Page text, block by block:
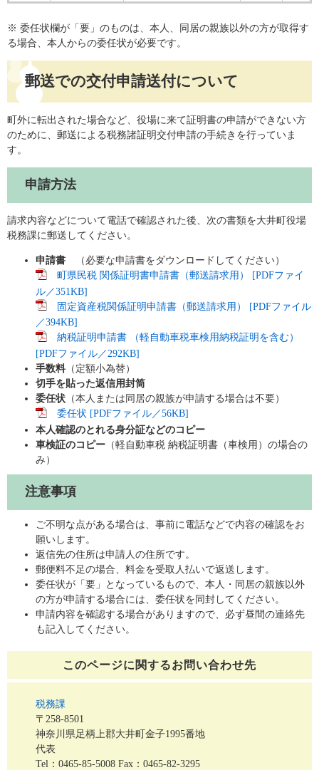
※ 委任状欄が「要」のものは、本人、同居の親族以外の方が取得す
る場合、本人からの委任状が必要です。
郵送での交付申請送付について
町外に転出された場合など、役場に来て証明書の申請ができない方
のために、郵送による税務諸証明交付申請の手続きを行っていま
す。
申請方法
請求内容などについて電話で確認された後、次の書類を大井町役場
税務課に郵送してください。
申請書 （必要な申請書をダウンロードしてください）
町県民税 関係証明書申請書（郵送請求用） [PDFファイ
ル／351KB]
固定資産税関係証明申請書（郵送請求用） [PDFファイル
／394KB]
納税証明申請書 （軽自動車税車検用納税証明を含む）
[PDFファイル／292KB]
手数料 （定額小為替）
切手を貼った返信用封筒
委任状 （本人または同居の親族が申請する場合は不要）
委任状 [PDFファイル／56KB]
本人確認のとれる身分証などのコピー
車検証のコピー （軽自動車税 納税証明書（車検用）の場合の
み）
注意事項
ご不明な点がある場合は、事前に電話などで内容の確認をお
願いします。
返信先の住所は申請人の住所です。
郵便料不足の場合、料金を受取人払いで返送します。
委任状が「要」となっているもので、本人・同居の親族以外
の方が申請する場合には、委任状を同封してください。
申請内容を確認する場合がありますので、必ず昼間の連絡先
も記入してください。
このページに関するお問い合わせ先
税務課
〒258-8501
神奈川県足柄上郡大井町金子1995番地
代表
Tel：0465-85-5008 Fax：0465-82-3295